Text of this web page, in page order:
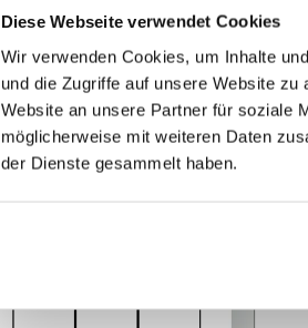
Diese Webseite verwendet Cookies
Wir verwenden Cookies, um Inhalte
und die Zugriffe auf unsere Website
Website an unsere Partner für soziale
möglicherweise mit weiteren Daten
der Dienste gesammelt haben.